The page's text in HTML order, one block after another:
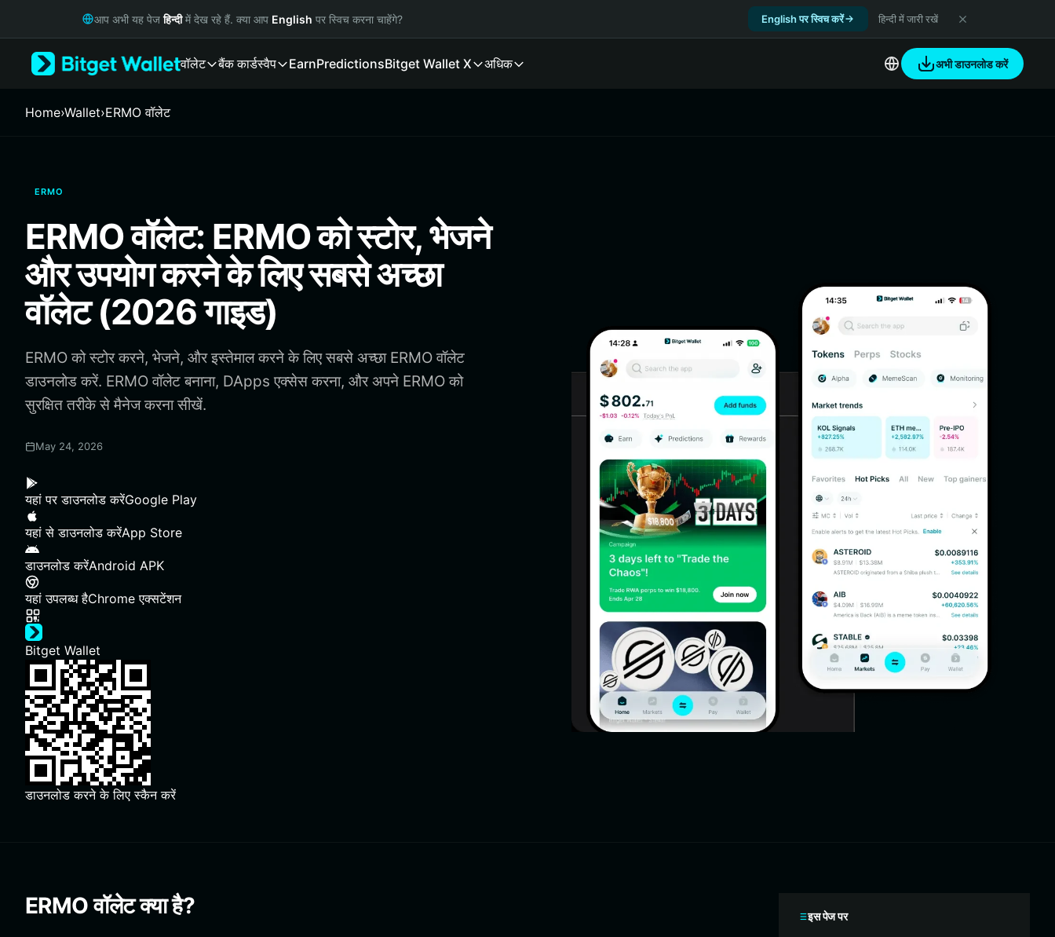
Русский
Italiano
繁體中文
Bahasa Indonesia
ภาษาไทย
Español
Português (Brasil)
Español (Argentina)
आप अभी यह पेजहिन्दीमें देख रहे हैं. क्या आप English पर स्विच करना चाहेंगे? English पर स्विच करें हिन्दी में जारी रखें
वॉलेट बैंक कार्डस्वैप EarnPredictionsBitget Wallet X अधिक अभी डाउनलोड करें
Home›Wallet›ERMO वॉलेट
ERMO
ERMO वॉलेट: ERMO को स्टोर, भेजने
और उपयोग करने के लिए सबसे अच्छा
वॉलेट (2026 गाइड)
ERMO को स्टोर करने, भेजने, और इस्तेमाल करने के लिए सबसे अच्छा ERMO वॉलेट
डाउनलोड करें. ERMO वॉलेट बनाना, DApps एक्सेस करना, और अपने ERMO को
सुरक्षित तरीके से मैनेज करना सीखें.
May 24, 2026
यहां पर डाउनलोड करेंGoogle Play
यहां से डाउनलोड करेंApp Store
डाउनलोड करेंAndroid APK
यहां उपलब्ध हैChrome एक्सटेंशन
Bitget Wallet
डाउनलोड करने के लिए स्कैन करें
ERMO वॉलेट क्या है? इस पेज पर